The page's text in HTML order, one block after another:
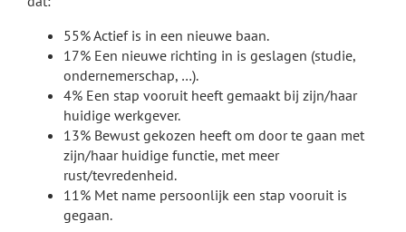
55% Actief is in een nieuwe baan.
17% Een nieuwe richting in is geslagen (studie,
ondernemerschap, …).
4% Een stap vooruit heeft gemaakt bij zijn/haar
huidige werkgever.
13% Bewust gekozen heeft om door te gaan met
zijn/haar huidige functie, met meer
rust/tevredenheid.
11% Met name persoonlijk een stap vooruit is
gegaan.